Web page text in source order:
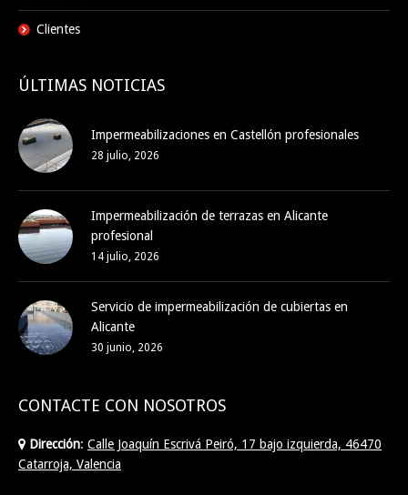
Clientes
ÚLTIMAS NOTICIAS
Impermeabilizaciones en Castellón profesionales
28 julio, 2026
Impermeabilización de terrazas en Alicante
profesional
14 julio, 2026
Servicio de impermeabilización de cubiertas en
Alicante
30 junio, 2026
CONTACTE CON NOSOTROS
Dirección: Calle Joaquín Escrivá Peiró, 17 bajo izquierda, 46470
Catarroja, Valencia